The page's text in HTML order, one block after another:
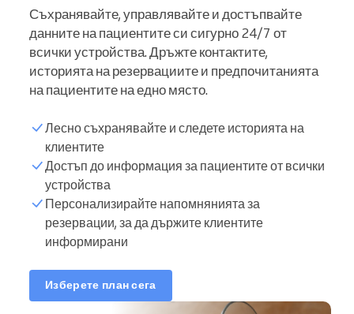
Съхранявайте, управлявайте и достъпвайте
данните на пациентите си сигурно 24/7 от
всички устройства. Дръжте контактите,
историята на резервациите и предпочитанията
на пациентите на едно място.
Лесно съхранявайте и следете историята на
клиентите
Достъп до информация за пациентите от всички
устройства
Персонализирайте напомнянията за
резервации, за да държите клиентите
информирани
Изберете план сега